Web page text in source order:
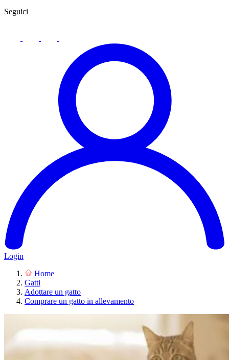
Seguici
Login
Home
Gatti
Adottare un gatto
Comprare un gatto in allevamento